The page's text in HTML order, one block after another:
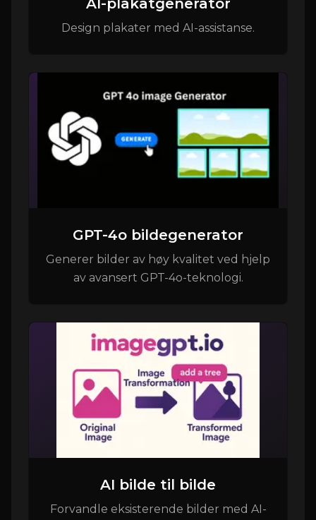
AI-plakatgenerator
Design plakater med AI-assistanse.
GPT-4o bildegenerator
Generer bilder av høy kvalitet ved hjelp
av avansert GPT-4o-teknologi.
AI bilde til bilde
Forvandle eksisterende bilder med AI-